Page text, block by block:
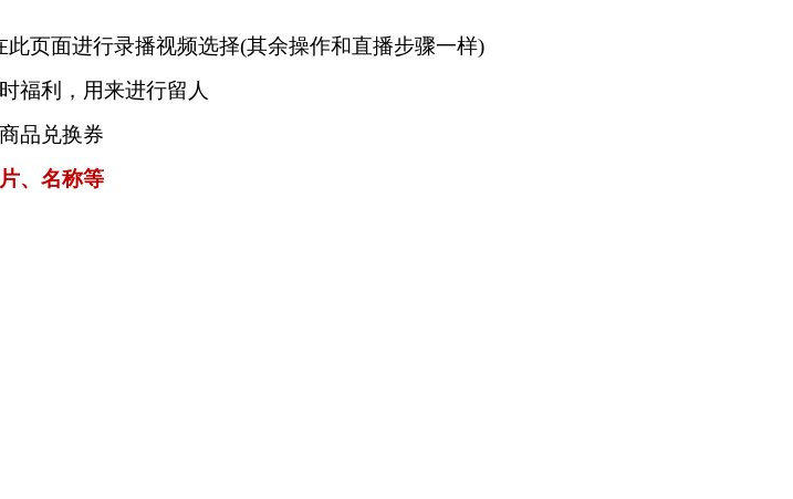
页面进行录播视频选择(其余操作和直播步骤一样)
福利，用来进行留人
品兑换券
、名称等